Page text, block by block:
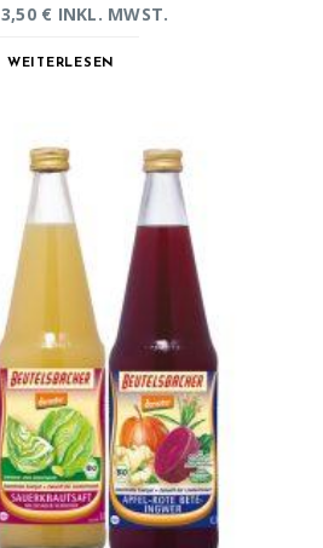
3,50 € INKL. MWST.
WEITERLESEN